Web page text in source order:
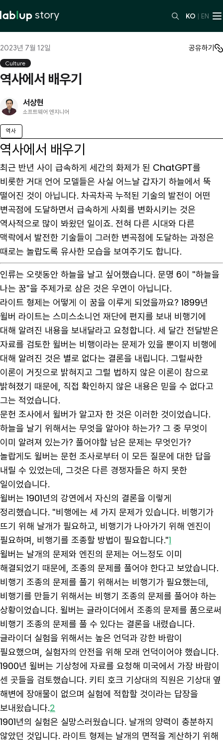
story KO | EN
2023년 7월 12일 공유하기
Culture
역사에서 배우기
서상현
소프트웨어 엔지니어
역사
역사에서 배우기
최근 반년 사이 급속하게 세간의 화제가 된 ChatGPT를
비롯한 거대 언어 모델들은 사실 어느날 갑자기 하늘에서 뚝
떨어진 것이 아닙니다. 차곡차곡 누적된 기술의 발전이 어떤
변곡점에 도달하면서 급속하게 사회를 변화시키는 것은
역사적으로 많이 봐왔던 일이죠. 전혀 다른 시대와 다른
맥락에서 발전한 기술들이 그러한 변곡점에 도달하는 과정은
때로는 놀랍도록 유사한 모습을 보여주기도 합니다.
인류는 오랫동안 하늘을 날고 싶어했습니다. 문명 6이 "하늘을
나는 꿈"을 주제가로 삼은 것은 우연이 아닙니다.
라이트 형제는 어떻게 이 꿈을 이루게 되었을까요? 1899년
윌버 라이트는 스미스소니언 재단에 편지를 보내 비행기에
대해 알려진 내용을 보내달라고 요청합니다. 세 달간 전달받은
자료를 검토한 윌버는 비행이라는 문제가 있을 뿐이지 비행에
대해 알려진 것은 별로 없다는 결론을 내립니다. 그럴싸한
이론이 거짓으로 밝혀지고 그럴 법하지 않은 이론이 참으로
밝혀졌기 때문에, 직접 확인하지 않은 내용은 믿을 수 없다고
그는 적었습니다.
문헌 조사에서 윌버가 알고자 한 것은 이러한 것이었습니다.
하늘을 날기 위해서는 무엇을 알아야 하는가? 그 중 무엇이
이미 알려져 있는가? 풀어야할 남은 문제는 무엇인가?
놀랍게도 윌버는 문헌 조사로부터 이 모든 질문에 대한 답을
내릴 수 있었는데, 그것은 다른 경쟁자들은 하지 못한
일이었습니다.
윌버는 1901년의 강연에서 자신의 결론을 이렇게
정리했습니다. "비행에는 세 가지 문제가 있습니다. 비행기가
뜨기 위해 날개가 필요하고, 비행기가 나아가기 위해 엔진이
필요하며, 비행기를 조종할 방법이 필요합니다."1
윌버는 날개의 문제와 엔진의 문제는 어느정도 이미
해결되었기 때문에, 조종의 문제를 풀어야 한다고 보았습니다.
비행기 조종의 문제를 풀기 위해서는 비행기가 필요했는데,
비행기를 만들기 위해서는 비행기 조종의 문제를 풀어야 하는
상황이었습니다. 윌버는 글라이더에서 조종의 문제를 품으로써
비행기 조종의 문제를 풀 수 있다는 결론을 내렸습니다.
글라이더 실험을 위해서는 높은 언덕과 강한 바람이
필요했으며, 실험자의 안전을 위해 모래 언덕이어야 했습니다.
1900년 윌버는 기상청에 자료를 요청해 미국에서 가장 바람이
센 곳들을 검토했습니다. 키티 호크 기상대의 직원은 기상대 옆
해변에 장애물이 없으며 실험에 적합할 것이라는 답장을
보내왔습니다.2
1901년의 실험은 실망스러웠습니다. 날개의 양력이 충분하지
않았던 것입니다. 라이트 형제는 날개의 면적을 계산하기 위해